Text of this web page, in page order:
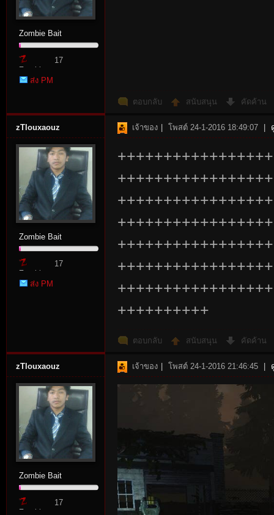
Zombie Bait
Zombie
Point
17
ส่ง PM
ตอบกลับ สนับสนุน คัดค้าน
zTlouxaouz
Zombie Bait
Zombie
Point
17
ส่ง PM
เจ้าของ โพสต์ 24-1-2016 18:49:07
++++++++++
ตอบกลับ สนับสนุน คัดค้าน
zTlouxaouz
Zombie Bait
Zombie
17
เจ้าของ โพสต์ 24-1-2016 21:46:45